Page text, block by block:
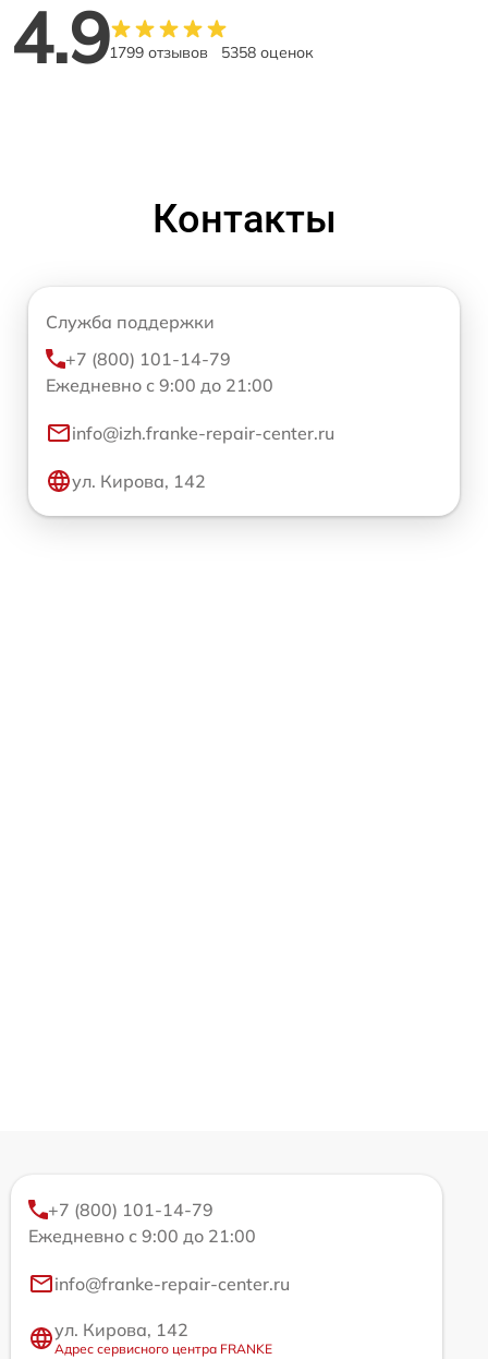
4.91799 отзывов 5358 оценок
Контакты
Служба поддержки
+7 (800) 101-14-79
Ежедневно с 9:00 до 21:00
info@izh.franke-repair-center.ru
ул. Кирова, 142
+7 (800) 101-14-79
Ежедневно с 9:00 до 21:00
info@franke-repair-center.ru
ул. Кирова, 142
Адрес сервисного центра FRANKE